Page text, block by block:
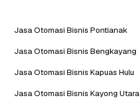
Jasa Otomasi Bisnis Pontianak
Jasa Otomasi Bisnis Bengkayang
Jasa Otomasi Bisnis Kapuas Hulu
Jasa Otomasi Bisnis Kayong Utara